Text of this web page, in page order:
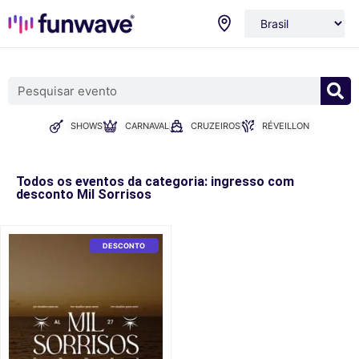
SHOWS CARNAVAL CRUZEIROS RÉVEILLON
Todos os eventos da categoria: ingresso com
desconto Mil Sorrisos
DESCONTO